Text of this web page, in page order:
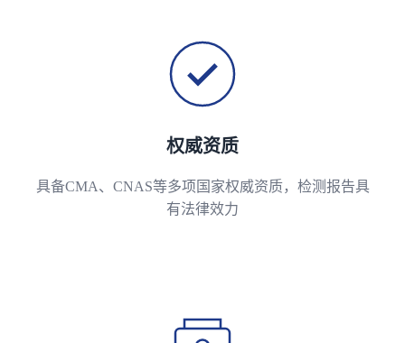
权威资质
具备CMA、CNAS等多项国家权威资质，检测报告具
有法律效力